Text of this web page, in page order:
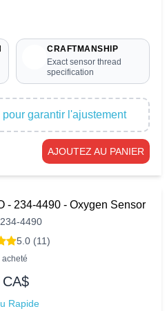
CRAFTMANSHIP
Exact sensor thread
specification
garantir l'ajustement
AJOUTEZ AU PANIER
- 234-4490 - Oxygen Sensor
234-4490
5.0 (11)
acheté
CA$
Rapide